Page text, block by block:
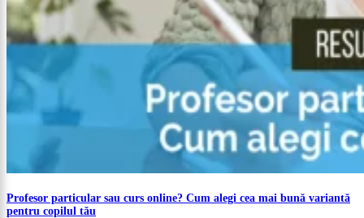
Profesor particular sau curs online? Cum alegi cea mai bună variantă
pentru copilul tău